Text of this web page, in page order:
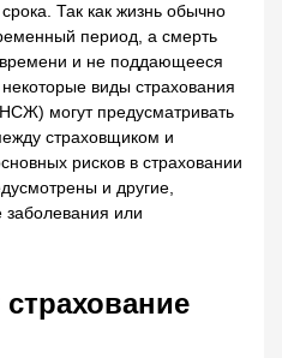
Так как жизнь обычно
период, а смерть
времени и не поддающееся
виды страхования
могут предусматривать
страховщиком и
рисков в страховании
и другие,
или
страхование